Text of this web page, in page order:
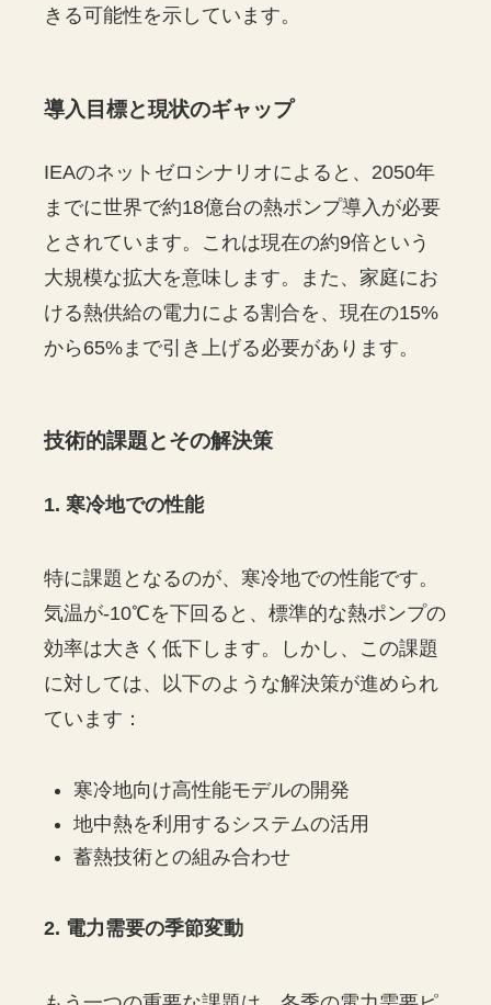
きる可能性を示しています。
導入目標と現状のギャップ
IEAのネットゼロシナリオによると、2050年
までに世界で約18億台の熱ポンプ導入が必要
とされています。これは現在の約9倍という
大規模な拡大を意味します。また、家庭にお
ける熱供給の電力による割合を、現在の15%
から65%まで引き上げる必要があります。
技術的課題とその解決策
1. 寒冷地での性能
特に課題となるのが、寒冷地での性能です。
気温が-10℃を下回ると、標準的な熱ポンプの
効率は大きく低下します。しかし、この課題
に対しては、以下のような解決策が進められ
ています：
寒冷地向け高性能モデルの開発
地中熱を利用するシステムの活用
蓄熱技術との組み合わせ
2. 電力需要の季節変動